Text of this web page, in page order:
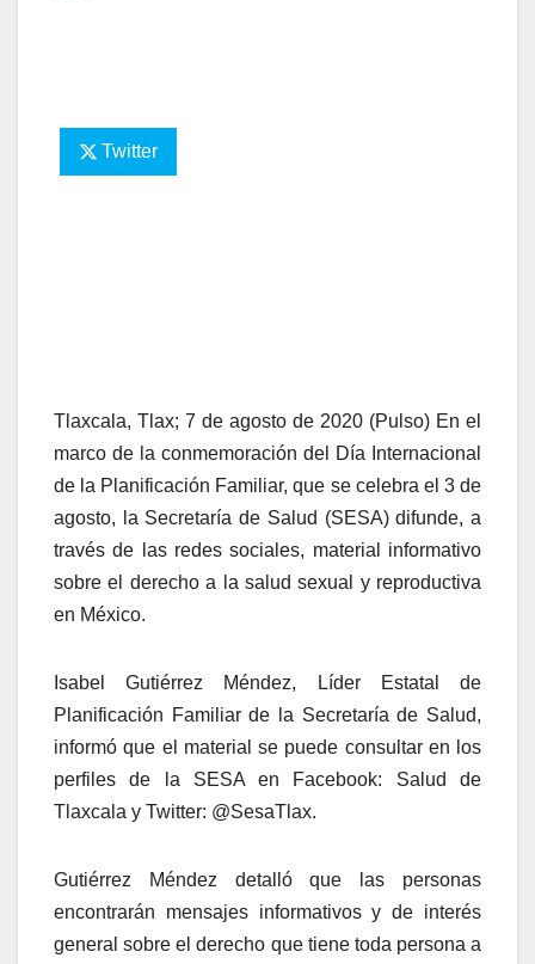
Twitter
Tlaxcala, Tlax; 7 de agosto de 2020 (Pulso) En el
marco de la conmemoración del Día Internacional
de la Planificación Familiar, que se celebra el 3 de
agosto, la Secretaría de Salud (SESA) difunde, a
través de las redes sociales, material informativo
sobre el derecho a la salud sexual y reproductiva
en México.
Isabel Gutiérrez Méndez, Líder Estatal de
Planificación Familiar de la Secretaría de Salud,
informó que el material se puede consultar en los
perfiles de la SESA en Facebook: Salud de
Tlaxcala y Twitter: @SesaTlax.
Gutiérrez Méndez detalló que las personas
encontrarán mensajes informativos y de interés
general sobre el derecho que tiene toda persona a